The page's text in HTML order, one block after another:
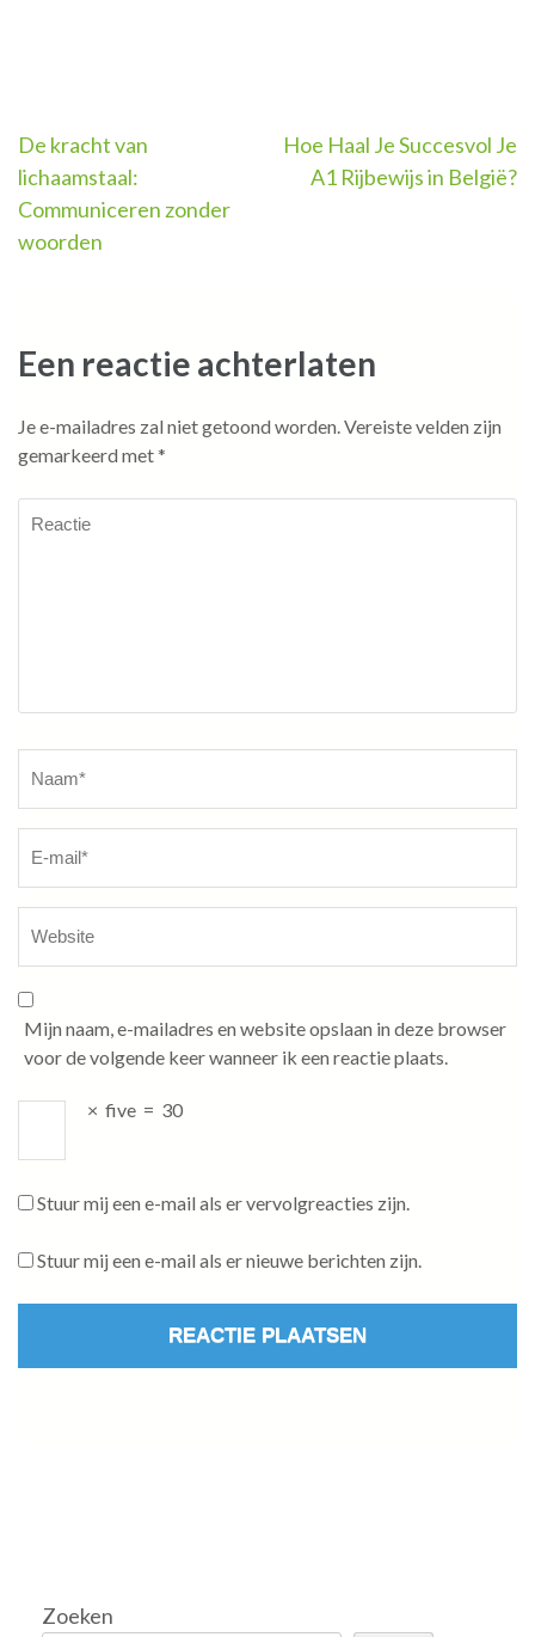
Berichtnavigatie
De kracht van
lichaamstaal:
Communiceren zonder
woorden
Hoe Haal Je Succesvol Je
A1 Rijbewijs in België?
Een reactie achterlaten
Je e-mailadres zal niet getoond worden. Vereiste velden zijn
gemarkeerd met*
Mijn naam, e-mailadres en website opslaan in deze browser
voor de volgende keer wanneer ik een reactie plaats.
× five = 30
Stuur mij een e-mail als er vervolgreacties zijn.
Stuur mij een e-mail als er nieuwe berichten zijn.
Zoeken